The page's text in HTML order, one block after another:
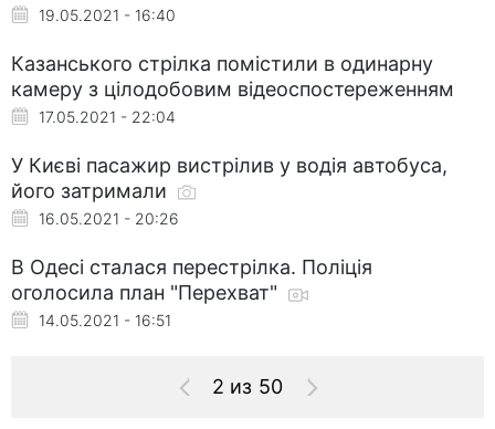
19.05.2021 - 16:40
Казанського стрілка помістили в одинарну
камеру з цілодобовим відеоспостереженням
17.05.2021 - 22:04
У Києві пасажир вистрілив у водія автобуса,
його затримали
16.05.2021 - 20:26
В Одесі сталася перестрілка. Поліція
оголосила план "Перехват"
14.05.2021 - 16:51
2 из 50